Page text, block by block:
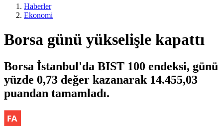
Haberler
Ekonomi
Borsa günü yükselişle kapattı
Borsa İstanbul'da BIST 100 endeksi, günü
yüzde 0,73 değer kazanarak 14.455,03
puandan tamamladı.